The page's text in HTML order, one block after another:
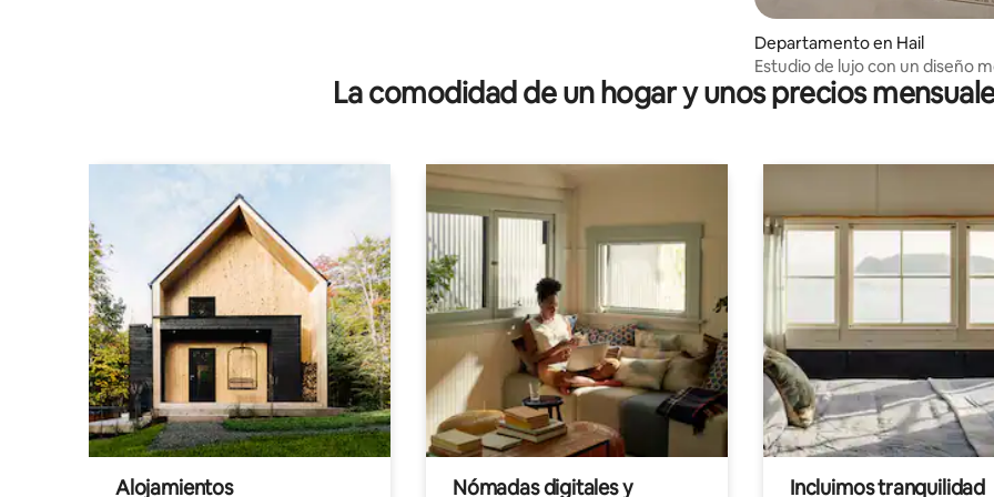
Departamento en Hail
Estudio de lujo con un diseño
La comodidad de un hogar y unos precios
Alojamientos
Nómadas digitales y
Incluimos tranquilidad